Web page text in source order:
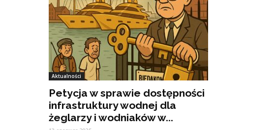
Aktualności
Petycja w sprawie dostępności
infrastruktury wodnej dla
żeglarzy i wodniaków w...